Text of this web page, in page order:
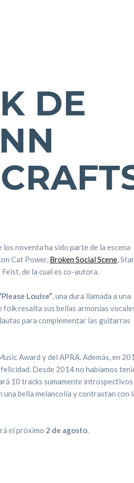
DE
noventa ha sido parte de la escena
Cat Power, Broken Social Scene,
de la cual es co-autora.
Louise”, una dura llamada a una
resalta sus bellas armonías
para complementar las guitarras
Award y del APRA. Además, en
Desde 2014 no habíamos
10 tracks sumamente introspectivos
bella melancolía y contrastan con
el próximo 2 de agosto.